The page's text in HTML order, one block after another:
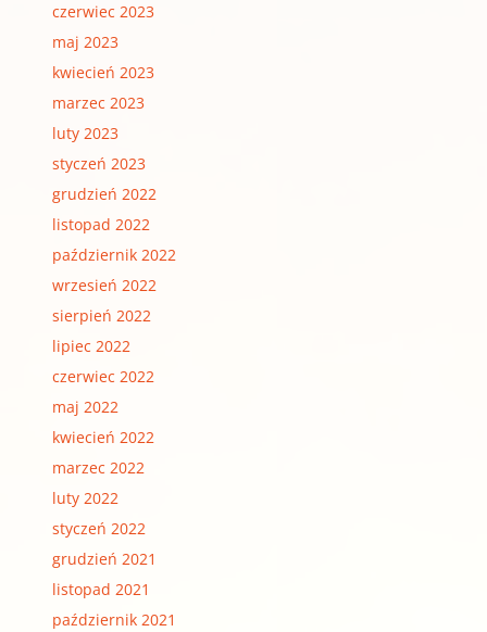
czerwiec 2023
maj 2023
kwiecień 2023
marzec 2023
luty 2023
styczeń 2023
grudzień 2022
listopad 2022
październik 2022
wrzesień 2022
sierpień 2022
lipiec 2022
czerwiec 2022
maj 2022
kwiecień 2022
marzec 2022
luty 2022
styczeń 2022
grudzień 2021
listopad 2021
październik 2021